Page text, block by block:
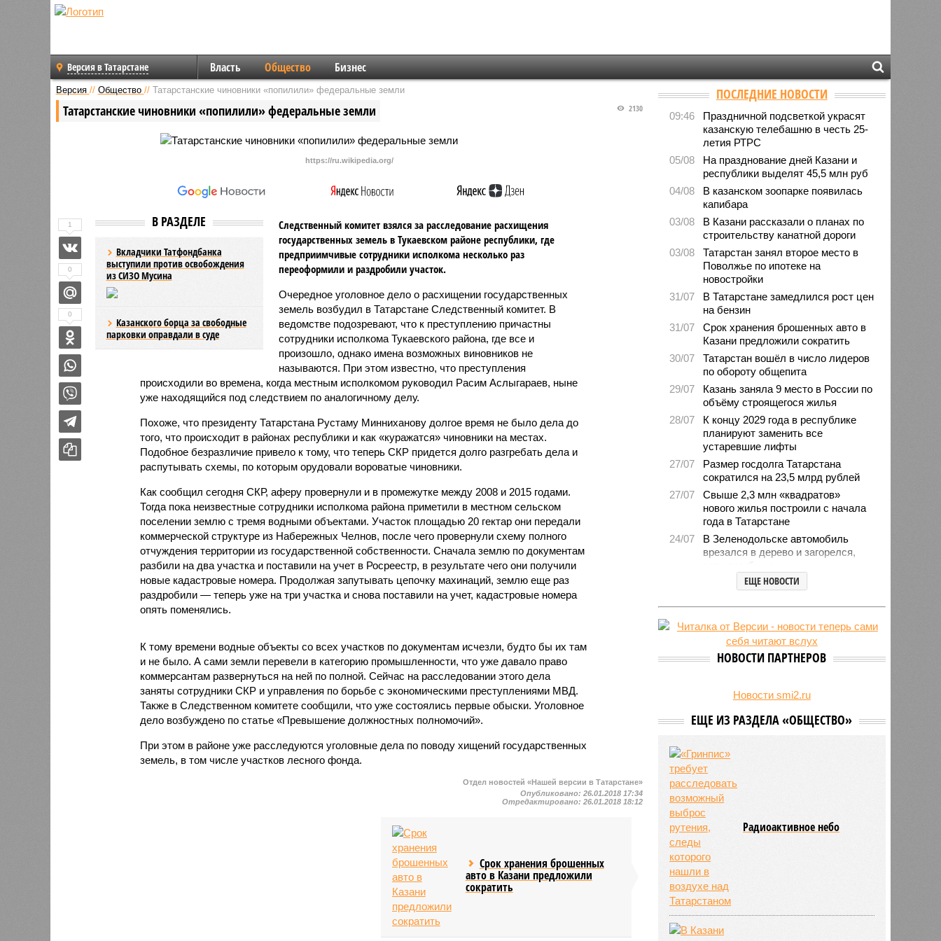
Версия в Татарстане Власть Общество Бизнес
Версия // Общество // Татарстанские чиновники «попилили» федеральные земли
Татарстанские чиновники «попилили» федеральные земли 2130
https://ru.wikipedia.org/
В РАЗДЕЛЕ
Вкладчики Татфондбанка
выступили против освобождения
из СИЗО Мусина
Казанского борца за свободные
парковки оправдали в суде
Следственный комитет взялся за расследование расхищения
государственных земель в Тукаевском районе республики, где
предприимчивые сотрудники исполкома несколько раз
переоформили и раздробили участок.
Очередное уголовное дело о расхищении государственных
земель возбудил в Татарстане Следственный комитет. В
ведомстве подозревают, что к преступлению причастны
сотрудники исполкома Тукаевского района, где все и
произошло, однако имена возможных виновников не
называются. При этом известно, что преступления
происходили во времена, когда местным исполкомом руководил Расим Аслыгараев, ныне
уже находящийся под следствием по аналогичному делу.
Похоже, что президенту Татарстана Рустаму Минниханову долгое время не было дела до
того, что происходит в районах республики и как «куражатся» чиновники на местах.
Подобное безразличие привело к тому, что теперь СКР придется долго разгребать дела и
распутывать схемы, по которым орудовали вороватые чиновники.
Как сообщил сегодня СКР, аферу провернули и в промежутке между 2008 и 2015 годами.
Тогда пока неизвестные сотрудники исполкома района приметили в местном сельском
поселении землю с тремя водными объектами. Участок площадью 20 гектар они передали
коммерческой структуре из Набережных Челнов, после чего провернули схему полного
отчуждения территории из государственной собственности. Сначала землю по документам
разбили на два участка и поставили на учет в Росреестр, в результате чего они получили
новые кадастровые номера. Продолжая запутывать цепочку махинаций, землю еще раз
раздробили — теперь уже на три участка и снова поставили на учет, кадастровые номера
опять поменялись.
К тому времени водные объекты со всех участков по документам исчезли, будто бы их там
и не было. А сами земли перевели в категорию промышленности, что уже давало право
коммерсантам развернуться на ней по полной. Сейчас на расследовании этого дела
заняты сотрудники СКР и управления по борьбе с экономическими преступлениями МВД.
Также в Следственном комитете сообщили, что уже состоялись первые обыски. Уголовное
дело возбуждено по статье «Превышение должностных полномочий».
При этом в районе уже расследуются уголовные дела по поводу хищений государственных
земель, в том числе участков лесного фонда.
1
0
0
Отдел новостей «Нашей версии в Татарстане»
Опубликовано:26.01.2018 17:34
Отредактировано:26.01.2018 18:12
Срок хранения брошенных
авто в Казани предложили
сократить
ПОСЛЕДНИЕ НОВОСТИ
09:46
Праздничной подсветкой украсят
казанскую телебашню в честь 25-
летия РТРС
05/08
На празднование дней Казани и
республики выделят 45,5 млн руб
04/08
В казанском зоопарке появилась
капибара
03/08
В Казани рассказали о планах по
строительству канатной дороги
03/08
Татарстан занял второе место в
Поволжье по ипотеке на
новостройки
31/07
В Татарстане замедлился рост цен
на бензин
31/07
Срок хранения брошенных авто в
Казани предложили сократить
30/07
Татарстан вошёл в число лидеров
по обороту общепита
29/07
Казань заняла 9 место в России по
объёму строящегося жилья
28/07
К концу 2029 года в республике
планируют заменить все
устаревшие лифты
27/07
Размер госдолга Татарстана
сократился на 23,5 млрд рублей
27/07
Свыше 2,3 млн «квадратов»
нового жилья построили с начала
года в Татарстане
24/07
В Зеленодольске автомобиль
врезался в дерево и загорелся,
есть погибшие
В Татарстане средний возраст
экономкласса в Татарстане
увеличились на 31 процент
ЕЩЕ НОВОСТИ
НОВОСТИ ПАРТНЕРОВ
Новости smi2.ru
ЕЩЕ ИЗ РАЗДЕЛА «ОБЩЕСТВО»
Радиоактивное небо